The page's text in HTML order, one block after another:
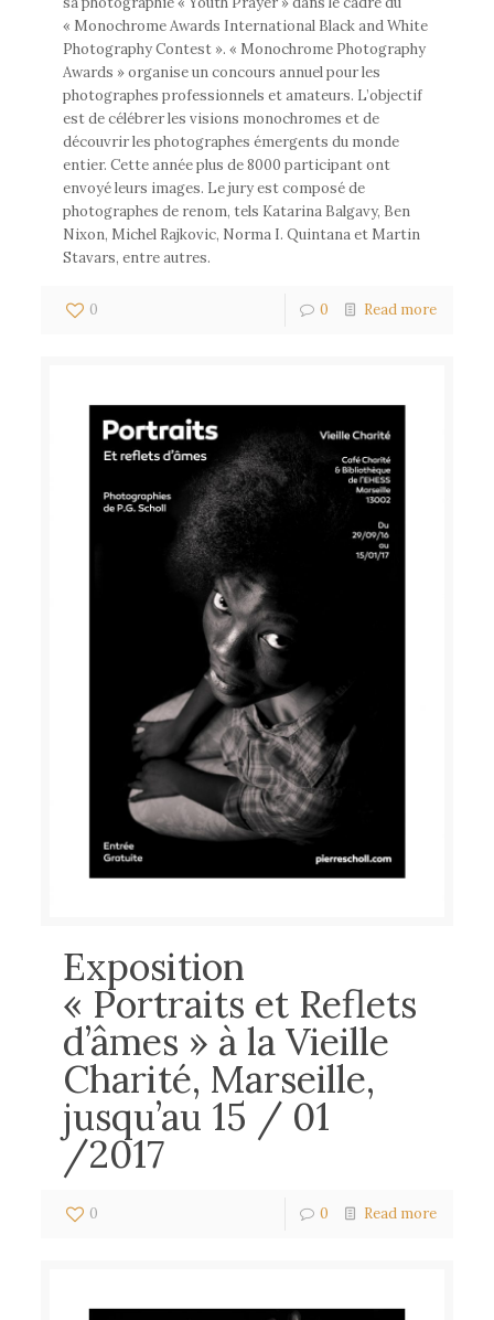
« Monochrome Awards International Black and White
Photography Contest ». « Monochrome Photography
Awards » organise un concours annuel pour les
photographes professionnels et amateurs. L’objectif
est de célébrer les visions monochromes et de
découvrir les photographes émergents du monde
entier. Cette année plus de 8000 participant ont
envoyé leurs images. Le jury est composé de
photographes de renom, tels Katarina Balgavy, Ben
Nixon, Michel Rajkovic, Norma I. Quintana et Martin
Stavars, entre autres.
0 0 Read more
Exposition
« Portraits et Reflets
d’âmes » à la Vieille
Charité, Marseille,
jusqu’au 15 / 01
/2017
0 0 Read more